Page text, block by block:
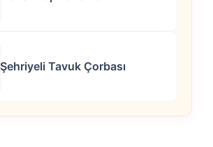
Şehriyeli Tavuk Çorbası